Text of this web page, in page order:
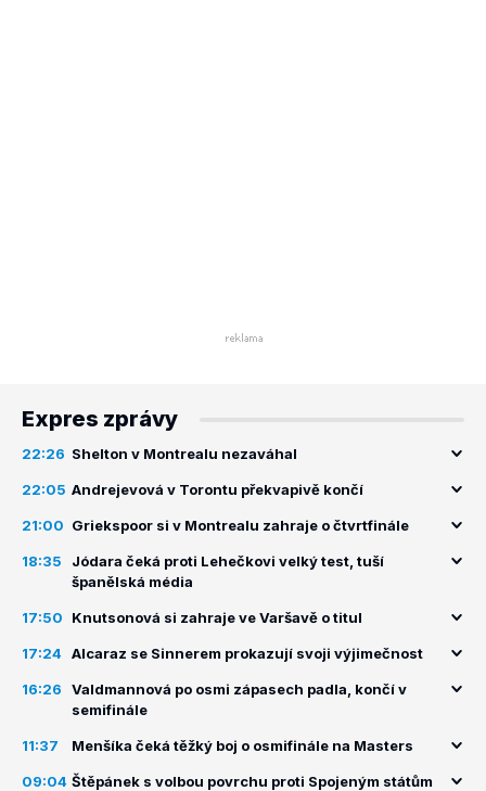
Expres zprávy
22:26 Shelton v Montrealu nezaváhal
22:05 Andrejevová v Torontu překvapivě končí
21:00 Griekspoor si v Montrealu zahraje o čtvrtfinále
18:35
Jódara čeká proti Lehečkovi velký test, tuší
španělská média
17:50 Knutsonová si zahraje ve Varšavě o titul
17:24 Alcaraz se Sinnerem prokazují svoji výjimečnost
16:26
Valdmannová po osmi zápasech padla, končí v
semifinále
11:37 Menšíka čeká těžký boj o osmifinále na Masters
09:04 Štěpánek s volbou povrchu proti Spojeným státům